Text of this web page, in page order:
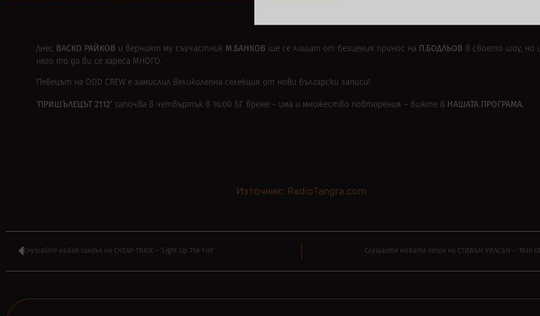
Днес ВАСКО РАЙКОВ и верният му съучастник М.БАНКОВ ще се лишат от безцения принос на П.БОДЛЬОВ в своето шоу, но
него то да ви се хареса МНОГО.
Певецът на ODD CREW е замислил великолепна селекция от нови български записи!
‘ПРИШЪЛЕЦЪТ 2112’ започва в четвъртък в 16:00 БГ време – има и множество повторения – вижте в НАШАТА ПРОГРАМА.
Източник: RadioTangra.com
Слушайте новия сингъл на CHEAP TRICK – ‘Light Up The Fire’ Слушайте новата песен на СТИВЪН УИЛСЪН – ‘Man Of